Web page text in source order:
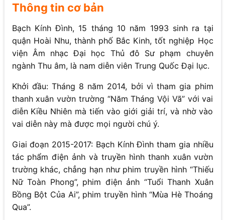
Thông tin cơ bản
Bạch Kính Đình, 15 tháng 10 năm 1993 sinh ra tại
quận Hoài Nhu, thành phố Bắc Kinh, tốt nghiệp Học
viện Âm nhạc Đại học Thủ đô Sư phạm chuyên
ngành Thu âm, là nam diễn viên Trung Quốc Đại lục.
Khởi đầu: Tháng 8 năm 2014, bởi vì tham gia phim
thanh xuân vườn trường “Năm Tháng Vội Vã” với vai
diễn Kiều Nhiên mà tiến vào giới giải trí, và nhờ vào
vai diễn này mà được mọi người chú ý.
Giai đoạn 2015-2017: Bạch Kính Đình tham gia nhiều
tác phẩm điện ảnh và truyền hình thanh xuân vườn
trường khác, chẳng hạn như phim truyền hình “Thiếu
Nữ Toàn Phong”, phim điện ảnh “Tuổi Thanh Xuân
Bồng Bột Của Ai”, phim truyền hình “Mùa Hè Thoáng
Qua”.